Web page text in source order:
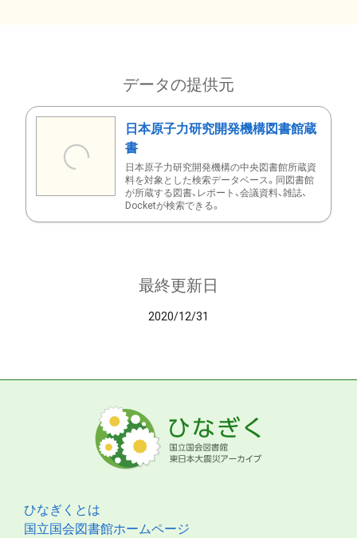
データの提供元
日本原子力研究開発機構図書館蔵
書
日本原子力研究開発機構の中央図書館所蔵資
料を対象とした検索データベース。同図書館
が所蔵する図書、レポート、会議資料、雑誌、
Docketが検索できる。
最終更新日
2020/12/31
ひなぎくとは
国立国会図書館ホームページ